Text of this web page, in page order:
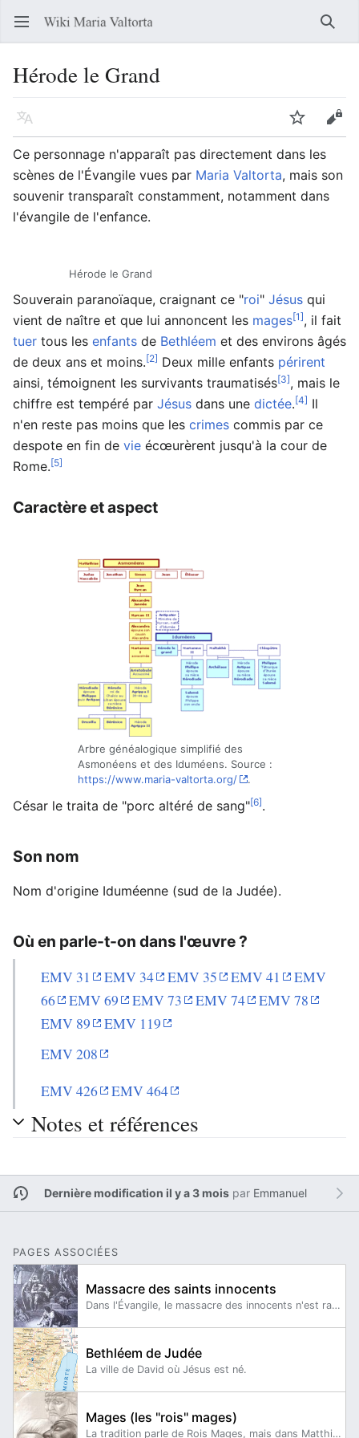
Ouvrir le menu principal
Hérode le Grand
Langue Suivre
Ce personnage n'apparaît pas directement dans les
scènes de l'Évangile vues par Maria Valtorta, mais son
souvenir transparaît constamment, notamment dans
l'évangile de l'enfance.
Hérode le Grand
Souverain paranoïaque, craignant ce "roi" Jésus qui
vient de naître et que lui annoncent les mages[1], il fait
tuer tous les enfants de Bethléem et des environs âgés
de deux ans et moins.[2] Deux mille enfants périrent
ainsi, témoignent les survivants traumatisés[3], mais le
chiffre est tempéré par Jésus dans une dictée.[4] Il
n'en reste pas moins que les crimes commis par ce
despote en fin de vie écœurèrent jusqu'à la cour de
Rome.[5]
Caractère et aspect
Arbre généalogique simplifié des
Asmonéens et des Iduméens. Source :
https://www.maria-valtorta.org/
.
César le traita de "porc altéré de sang"[6].
Son nom
Nom d'origine Iduméenne (sud de la Judée).
Où en parle-t-on dans l'œuvre ?
EMV 31
EMV 34 EMV 35 EMV 41
EMV
66
EMV 69 EMV 73 EMV 74
EMV 78
EMV 89
EMV 119
EMV 208
EMV 426
EMV 464
Notes et références
Dernière modification il y a 3 moispar Emmanuel
PAGES ASSOCIÉES
Massacre des saints innocents
Dans l'Évangile, le massacre des innocents n'est rapporté que par Matthieu dans son deuxième chapitre.
Bethléem de Judée
La ville de David où Jésus est né.
Mages (les "rois" mages)
La tradition parle de Rois Mages, mais dans Matthieu 2,1-16, comme dans l’œuvre de Maria Valtorta, on ne parle que de Mages.